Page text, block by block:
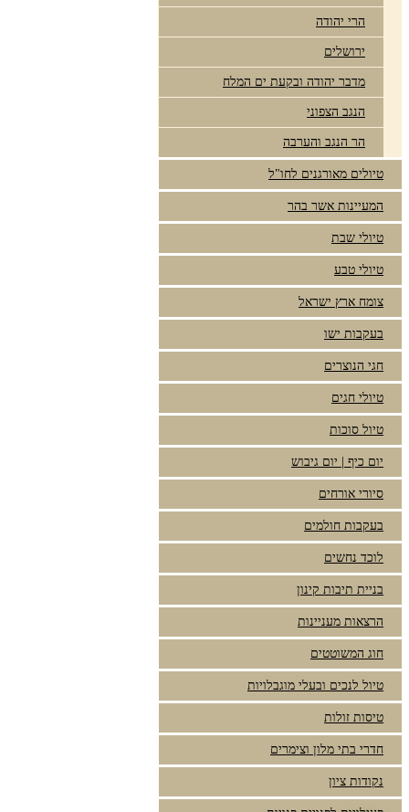
הרי יהודה
ירושלים
מדבר יהודה ובקעת ים המלח
הנגב הצפוני
הר הנגב והערבה
טיולים מאורגנים לחו"ל
המעיינות אשר בהר
טיולי שבת
טיולי טבע
צומח ארץ ישראל
בעקבות ישו
חגי הנוצרים
טיולי חגים
טיול סוכות
יום כיף | יום גיבוש
סיורי אורחים
בעקבות חולמים
לוכד נחשים
בניית תיבות קינון
הרצאות מעניינות
חוג המשוטטים
טיול לנכים ובעלי מוגבלויות
טיסות זולות
חדרי בתי מלון וצימרים
נקודות ציון